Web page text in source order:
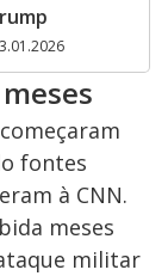
fontes
à CNN.
meses
militar